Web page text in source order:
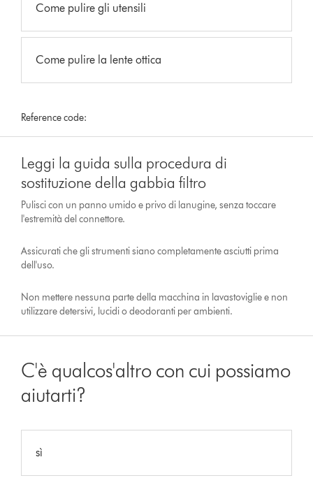
Come pulire gli utensili
Come pulire la lente ottica
Reference code:
Leggi la guida sulla procedura di
sostituzione della gabbia filtro
Pulisci con un panno umido e privo di lanugine, senza toccare
l'estremità del connettore.
Assicurati che gli strumenti siano completamente asciutti prima
dell'uso.
Non mettere nessuna parte della macchina in lavastoviglie e non
utilizzare detersivi, lucidi o deodoranti per ambienti.
C'è qualcos'altro con cui possiamo
aiutarti?
sì